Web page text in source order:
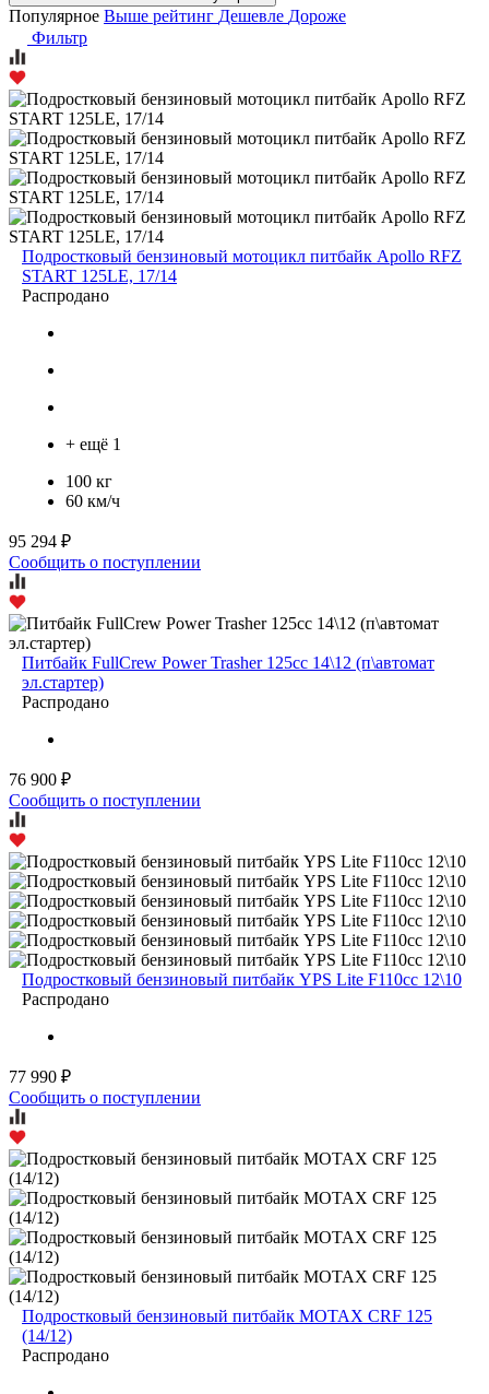
Популярное Выше рейтинг Дешевле Дороже
Фильтр
Подростковый бензиновый мотоцикл питбайк Apollo RFZ
START 125LE, 17/14
Распродано
+ ещё 1
100 кг
60 км/ч
95 294 ₽
Сообщить о поступлении
Питбайк FullCrew Power Trasher 125cc 14\12 (п\автомат
эл.стартер)
Распродано
76 900 ₽
Сообщить о поступлении
Подростковый бензиновый питбайк YPS Lite F110cc 12\10
Распродано
77 990 ₽
Сообщить о поступлении
Подростковый бензиновый питбайк MOTAX CRF 125
(14/12)
Распродано